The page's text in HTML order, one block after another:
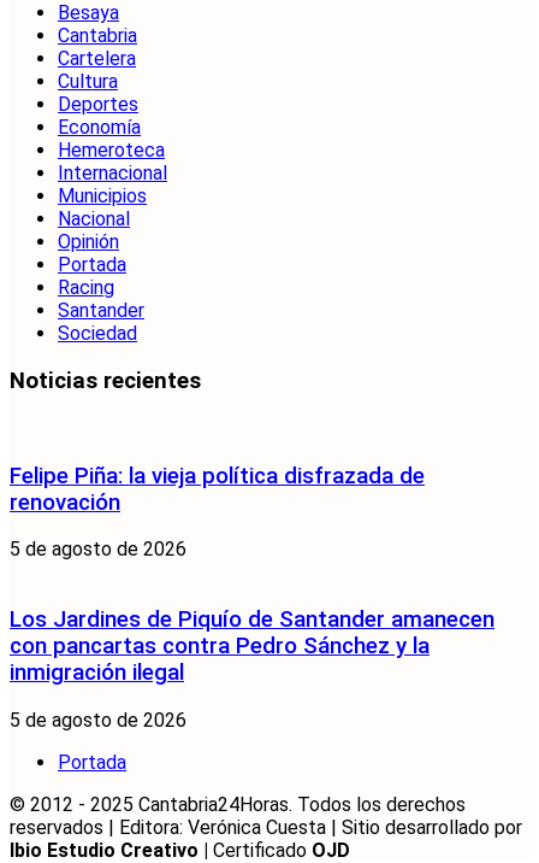
Besaya
Cantabria
Cartelera
Cultura
Deportes
Economía
Hemeroteca
Internacional
Municipios
Nacional
Opinión
Portada
Racing
Santander
Sociedad
Noticias recientes
Felipe Piña: la vieja política disfrazada de
renovación
5 de agosto de 2026
Los Jardines de Piquío de Santander amanecen
con pancartas contra Pedro Sánchez y la
inmigración ilegal
5 de agosto de 2026
Portada
© 2012 - 2025 Cantabria24Horas. Todos los derechos
reservados | Editora: Verónica Cuesta | Sitio desarrollado por
Ibio Estudio Creativo | Certificado OJD